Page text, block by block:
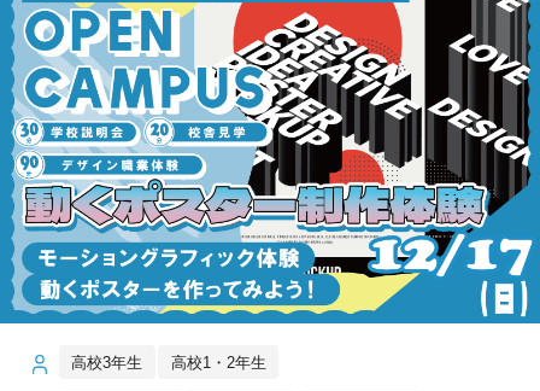
高校3年生 高校1・2年生